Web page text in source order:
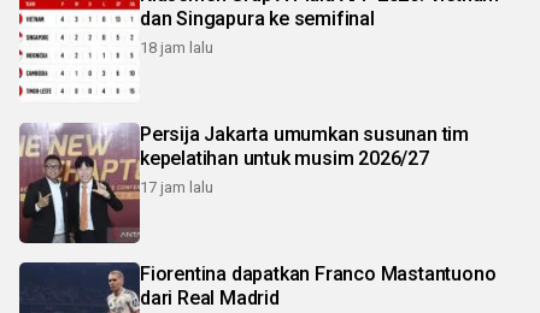
dan Singapura ke semifinal
18 jam lalu
Persija Jakarta umumkan susunan tim
kepelatihan untuk musim 2026/27
17 jam lalu
Fiorentina dapatkan Franco Mastantuono
dari Real Madrid